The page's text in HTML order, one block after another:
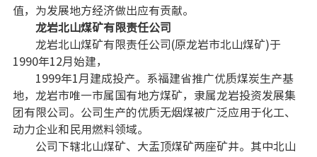
值，为发展地方经济做出应有贡献。
龙岩北山煤矿有限责任公司
龙岩北山煤矿有限责任公司(原龙岩市北山煤矿)于
1990年12月始建，
1999年1月建成投产。系福建省推广优质煤炭生产基
地，龙岩市唯一市属国有地方煤矿，隶属龙岩投资发展集
团有限公司。公司生产的优质无烟煤被广泛应用于化工、
动力企业和民用燃料领域。
公司下辖北山煤矿、大盂顶煤矿两座矿井。其中北山